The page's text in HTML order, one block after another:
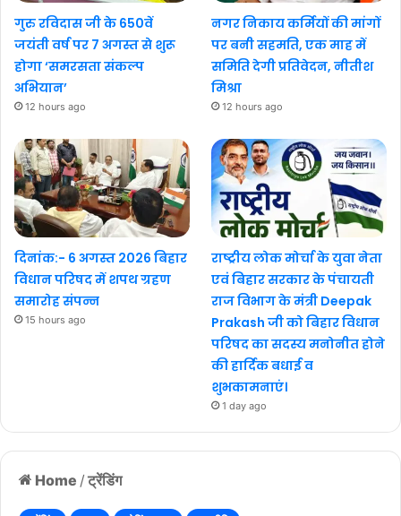
Home / ट्रेंडिंग
गुरु रविदास जी के 650वें
जयंती वर्ष पर 7 अगस्त से शुरू
होगा ‘समरसता संकल्प
अभियान’
12 hours ago
नगर निकाय कर्मियों की मांगों
पर बनी सहमति, एक माह में
समिति देगी प्रतिवेदन, नीतीश
मिश्रा
12 hours ago
दिनांक:- 6 अगस्त 2026 बिहार
विधान परिषद में शपथ ग्रहण
समारोह संपन्न
15 hours ago
राष्ट्रीय लोक मोर्चा के युवा नेता
एवं बिहार सरकार के पंचायती
राज विभाग के मंत्री Deepak
Prakash जी को बिहार विधान
परिषद का सदस्य मनोनीत होने
की हार्दिक बधाई व
शुभकामनाएं।
1 day ago